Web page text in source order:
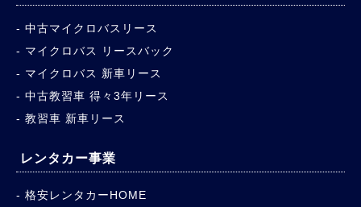
中古マイクロバスリース
マイクロバス リースバック
マイクロバス 新車リース
中古教習車 得々3年リース
教習車 新車リース
レンタカー事業
格安レンタカーHOME